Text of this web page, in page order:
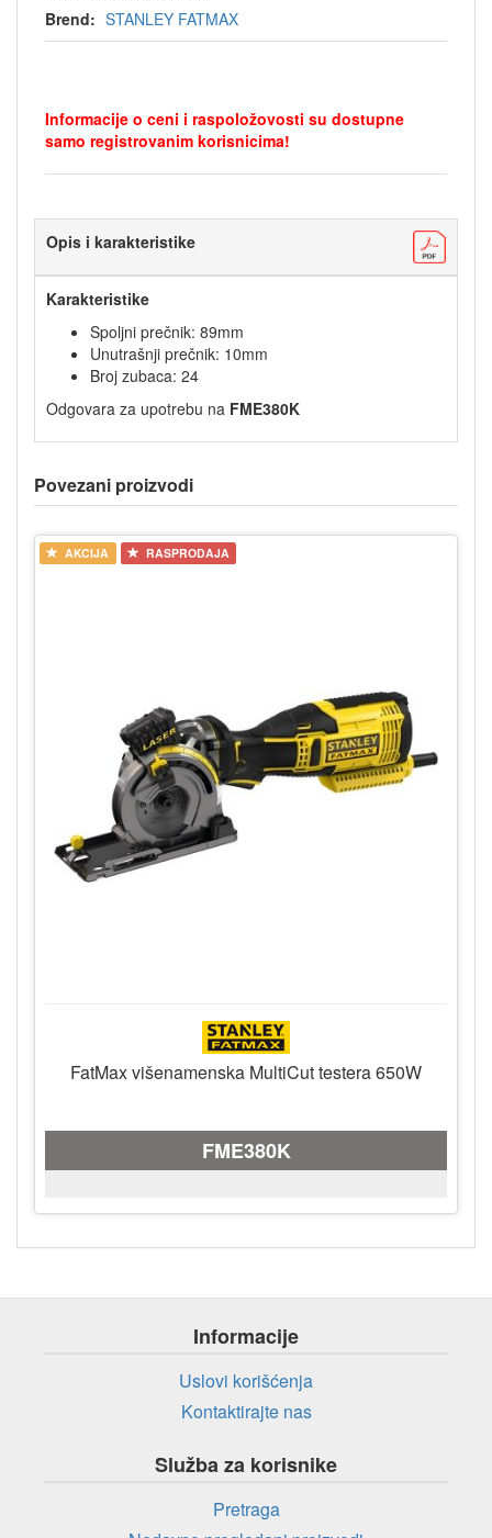
Brend: STANLEY FATMAX
Informacije o ceni i raspoložovosti su dostupne
samo registrovanim korisnicima!
Opis i karakteristike
Karakteristike
Spoljni prečnik: 89mm
Unutrašnji prečnik: 10mm
Broj zubaca: 24
Odgovara za upotrebu na FME380K
Povezani proizvodi
AKCIJA RASPRODAJA
FatMax višenamenska MultiCut testera 650W
FME380K
Informacije
Uslovi korišćenja
Kontaktirajte nas
Služba za korisnike
Pretraga